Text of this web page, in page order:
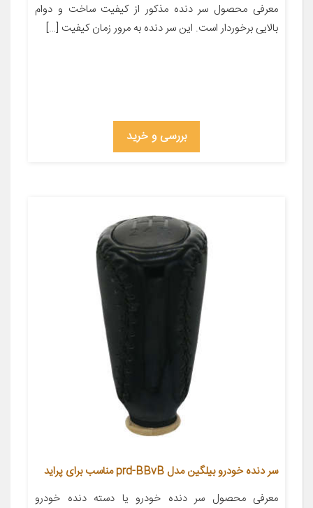
معرفی محصول سر دنده مذکور از کیفیت ساخت و دوام
بالایی برخوردار است. این سر دنده به مرور زمان کیفیت […]
بررسی و خرید
سر دنده خودرو بیلگین مدل prd-BBvB مناسب برای پراید
معرفی محصول سر دنده خودرو یا دسته دنده خودرو